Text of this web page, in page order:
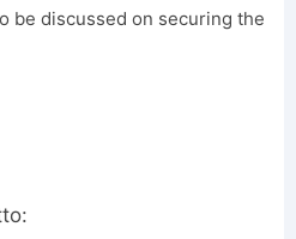
be discussed on securing the